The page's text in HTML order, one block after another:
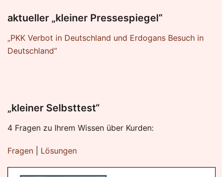
aktueller „kleiner Pressespiegel“
„PKK Verbot in Deutschland und Erdogans Besuch in
Deutschland“
„kleiner Selbsttest“
4 Fragen zu Ihrem Wissen über Kurden:
Fragen Lösungen